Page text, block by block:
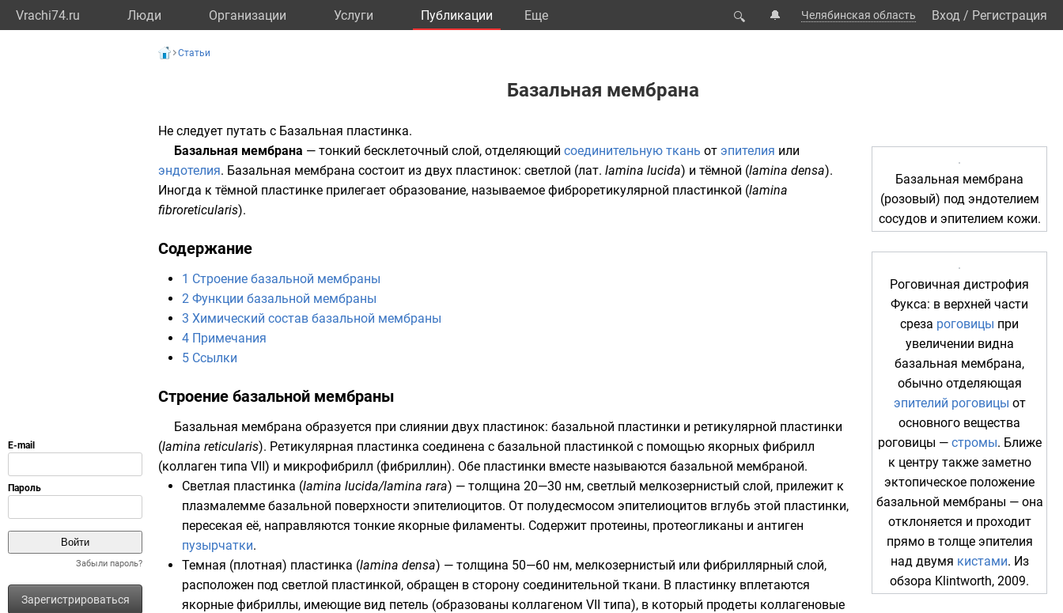
Vrachi74.ru Люди Организации Услуги Публикации Eще 🔍 🔔 Челябинская область Вход / Регистрация
Забыли пароль?
Зарегистрироваться
Статьи
Базальная мембрана
Не следует путать с Базальная пластинка.
Базальная мембрана
(розовый) под эндотелием
сосудов и эпителием кожи.
Базальная мембрана — тонкий бесклеточный слой, отделяющий соединительную ткань от эпителия или
эндотелия. Базальная мембрана состоит из двух пластинок: светлой (лат. lamina lucida) и тёмной (lamina densa).
Иногда к тёмной пластинке прилегает образование, называемое фиброретикулярной пластинкой (lamina
fibroreticularis).
Роговичная дистрофия
Фукса: в верхней части
среза роговицы при
увеличении видна
базальная мембрана,
обычно отделяющая
эпителий роговицы от
основного вещества
роговицы — стромы. Ближе
к центру также заметно
эктопическое положение
базальной мембраны — она
отклоняется и проходит
прямо в толще эпителия
над двумя кистами. Из
обзора Klintworth, 2009.
Содержание
1 Строение базальной мембраны
2 Функции базальной мембраны
3 Химический состав базальной мембраны
4 Примечания
5 Ссылки
Строение базальной мембраны
Базальная мембрана образуется при слиянии двух пластинок: базальной пластинки и ретикулярной пластинки
(lamina reticularis). Ретикулярная пластинка соединена с базальной пластинкой с помощью якорных фибрилл
(коллаген типа VII) и микрофибрилл (фибриллин). Обе пластинки вместе называются базальной мембраной.
Светлая пластинка (lamina lucida/lamina rara) — толщина 20—30 нм, светлый мелкозернистый слой, прилежит к
плазмалемме базальной поверхности эпителиоцитов. От полудесмосом эпителиоцитов вглубь этой пластинки,
пересекая её, направляются тонкие якорные филаменты. Содержит протеины, протеогликаны и антиген
пузырчатки.
Темная (плотная) пластинка (lamina densa) — толщина 50—60 нм, мелкозернистый или фибриллярный слой,
расположен под светлой пластинкой, обращен в сторону соединительной ткани. В пластинку вплетаются
якорные фибриллы, имеющие вид петель (образованы коллагеном VII типа), в который продеты коллагеновые